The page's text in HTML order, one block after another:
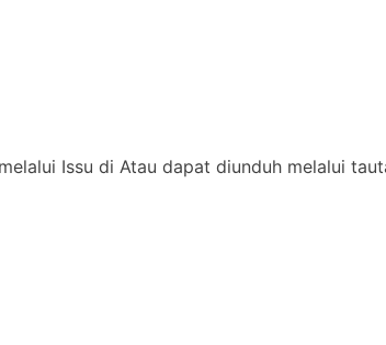
Issu di Atau dapat diunduh melalui